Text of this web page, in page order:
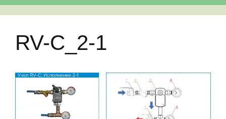
RV-C_2-1